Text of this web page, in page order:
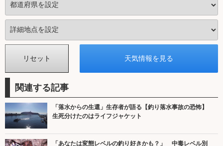
関連する記事
「落水からの生還」生存者が語る【釣り落水事故の恐怖】
生死分けたのはライフジャケット
「あなたは変態レベルの釣り好きかも？」 中毒レベル別